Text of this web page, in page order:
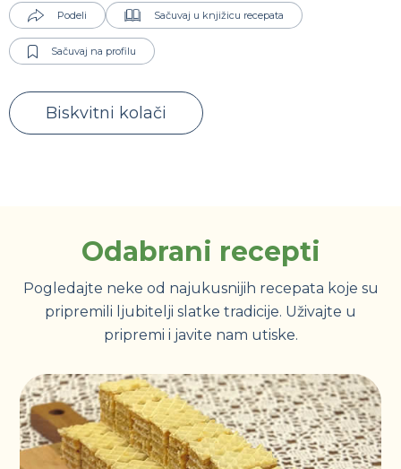
Podeli Sačuvaj u knjižicu recepata
Sačuvaj na profilu
Biskvitni kolači
Odabrani recepti
Pogledajte neke od najukusnijih recepata koje su
pripremili ljubitelji slatke tradicije. Uživajte u
pripremi i javite nam utiske.